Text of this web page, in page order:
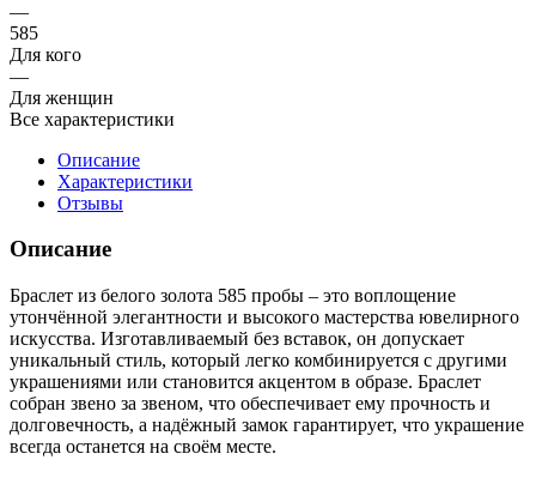
—
585
Для кого
—
Для женщин
Все характеристики
Описание
Характеристики
Отзывы
Описание
Браслет из белого золота 585 пробы – это воплощение
утончённой элегантности и высокого мастерства ювелирного
искусства. Изготавливаемый без вставок, он допускает
уникальный стиль, который легко комбинируется с другими
украшениями или становится акцентом в образе. Браслет
собран звено за звеном, что обеспечивает ему прочность и
долговечность, а надёжный замок гарантирует, что украшение
всегда останется на своём месте.